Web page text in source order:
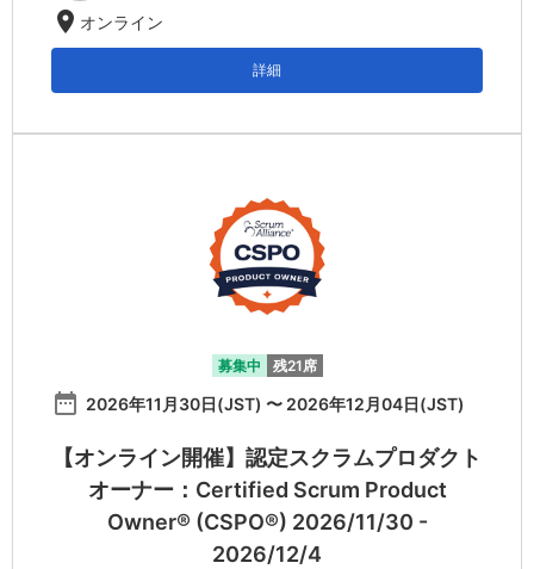
location_on オンライン
詳細
募集中 残21席
date_range 2026年11月30日(JST) 〜 2026年12月04日(JST)
【オンライン開催】認定スクラムプロダクト
オーナー：Certified Scrum Product
Owner® (CSPO®) 2026/11/30 -
2026/12/4